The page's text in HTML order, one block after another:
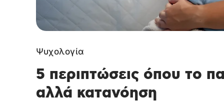
Ψυχολογία
5 περιπτώσεις όπου το
αλλά κατανόηση